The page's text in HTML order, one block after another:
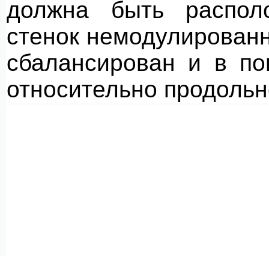
должна быть
стенок
сбалансирован и в
относительно